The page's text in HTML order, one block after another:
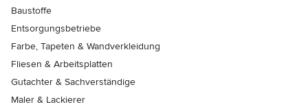
Baustoffe
Entsorgungsbetriebe
Farbe, Tapeten & Wandverkleidung
Fliesen & Arbeitsplatten
Gutachter & Sachverständige
Maler & Lackierer